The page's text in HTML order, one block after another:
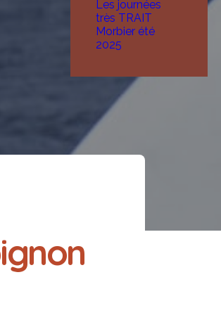
Les journées
très TRAIT
Morbier été
2025